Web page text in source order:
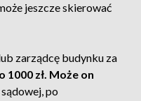
jeszcze skierować
zarządcę budynku za
1000 zł. Może on
po